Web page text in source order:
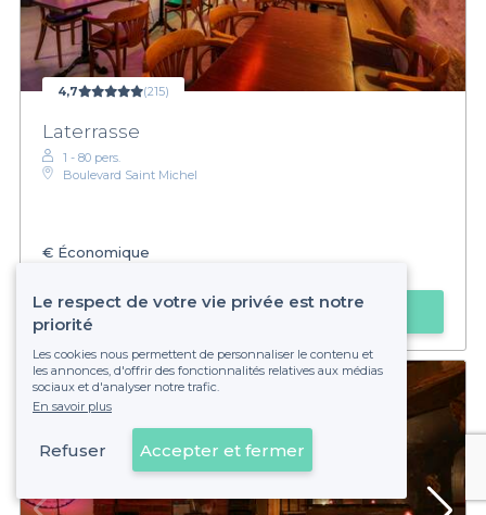
4,7 (215)
Laterrasse
1 - 80 pers.
Boulevard Saint Michel
€ Économique
Faire une demande
Voir sur la carte
Le respect de votre vie privée est notre
priorité
Les cookies nous permettent de personnaliser le contenu et
les annonces, d'offrir des fonctionnalités relatives aux médias
sociaux et d'analyser notre trafic.
En savoir plus
Refuser Accepter et fermer